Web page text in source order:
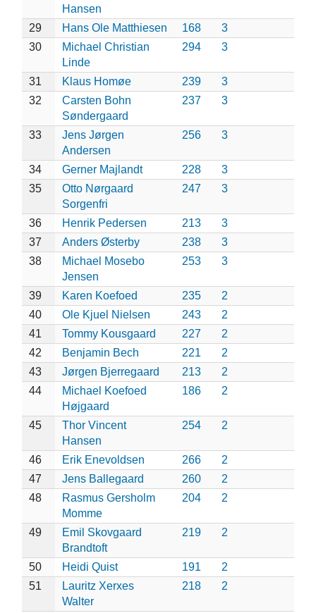
Hansen
29 Hans Ole Matthiesen 168
3
30
Michael Christian
Linde
294 3
31 Klaus Homøe 239
3
32
Carsten Bohn
Søndergaard
237 3
33
Jens Jørgen
Andersen
256 3
34 Gerner Majlandt 228
3
35
Otto Nørgaard
Sorgenfri
247 3
36 Henrik Pedersen 213
3
37
Anders Østerby 238
3
38
Michael Mosebo
Jensen
253 3
39 Karen Koefoed 235
2
40
Ole Kjuel Nielsen 243
2
41
Tommy Kousgaard 227
2
42
Benjamin Bech 221
2
43
Jørgen Bjerregaard 213
2
44
Michael Koefoed
Højgaard
186 2
45
Thor Vincent
Hansen
254 2
46 Erik Enevoldsen 266
2
47
Jens Ballegaard 260
2
48
Rasmus Gersholm
Momme
204 2
49
Emil Skovgaard
Brandtoft
219 2
50 Heidi Quist 191
2
51
Lauritz Xerxes
Walter
218 2